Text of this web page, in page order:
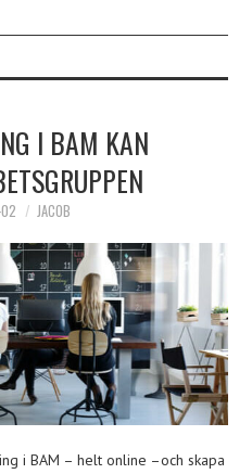
I BAM KAN
JACOB
i BAM – helt online –och skapa